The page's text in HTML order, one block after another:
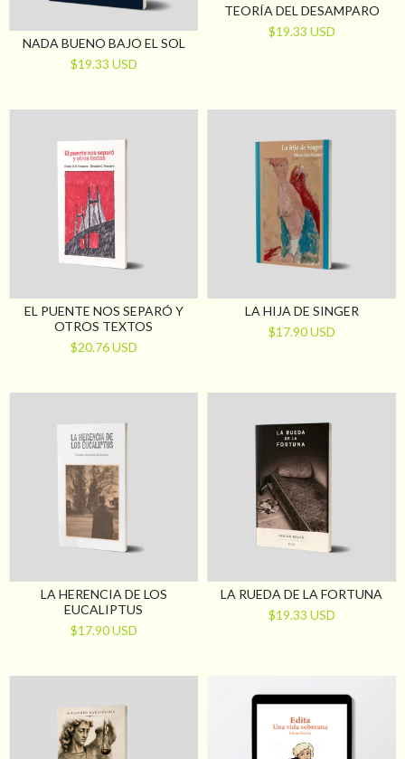
NADA BUENO BAJO EL SOL
$19.33 USD
TEORÍA DEL DESAMPARO
$19.33 USD
EL PUENTE NOS SEPARÓ Y
OTROS TEXTOS
$20.76 USD
LA HIJA DE SINGER
$17.90 USD
LA HERENCIA DE LOS
EUCALIPTUS
$17.90 USD
LA RUEDA DE LA FORTUNA
$19.33 USD